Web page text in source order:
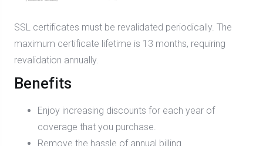
SSL certificates must be revalidated periodically. The
maximum certificate lifetime is 13 months, requiring
revalidation annually.
Benefits
Enjoy increasing discounts for each year of
coverage that you purchase.
Remove the hassle of annual billing.